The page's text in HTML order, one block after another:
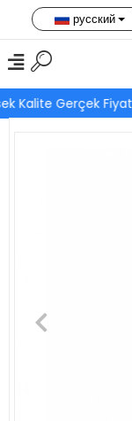
Kalite Gerçek Fiyat
русский